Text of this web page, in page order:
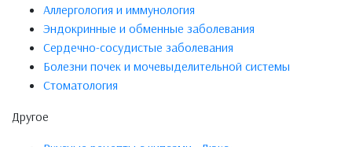
Аллергология и иммунология
Эндокринные и обменные заболевания
Сердечно-сосудистые заболевания
Болезни почек и мочевыделительной системы
Стоматология
Другое